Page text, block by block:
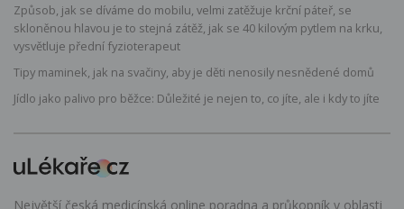
Způsob, jak se díváme do mobilu, velmi zatěžuje krční páteř, se
skloněnou hlavou je to stejná zátěž, jak se 40 kilovým pytlem na krku,
vysvětluje přední fyzioterapeut
Tipy maminek, jak na svačiny, aby je děti nenosily nesnědené domů
Jídlo jako palivo pro běžce: Důležité je nejen to, co jíte, ale i kdy to jíte
Největší česká medicínská online poradna a průkopník v oblasti